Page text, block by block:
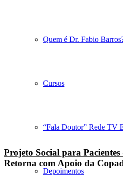
Quem é Dr. Fabio
Cursos
“Fala Doutor” Rede TV
Depoimentos
Projeto Social para
Retorna com Apoio da